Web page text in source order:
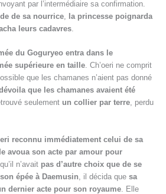
par l’intermédiaire sa confirmation.
de sa nourrice, la princesse poignarda
leurs cadavres.
du Goguryeo entra dans le
supérieure en taille. Ch’oeri ne comprit
que les chamanes n’aient pas donné
que les chamanes avaient été
seulement un collier par terre, perdu
reconnu immédiatement celui de sa
avoua son acte par amour pour
n’avait pas d’autre choix que de se
épée à Daemusin , il décida que sa
dernier acte pour son royaume . Elle